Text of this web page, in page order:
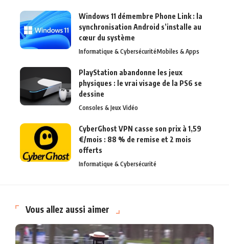
Windows 11 démembre Phone Link : la
synchronisation Android s’installe au
cœur du système
Informatique & CybersécuritéMobiles & Apps
PlayStation abandonne les jeux
physiques : le vrai visage de la PS6 se
dessine
Consoles & Jeux Vidéo
CyberGhost VPN casse son prix à 1,59
€/mois : 88 % de remise et 2 mois
offerts
Informatique & Cybersécurité
Vous allez aussi aimer